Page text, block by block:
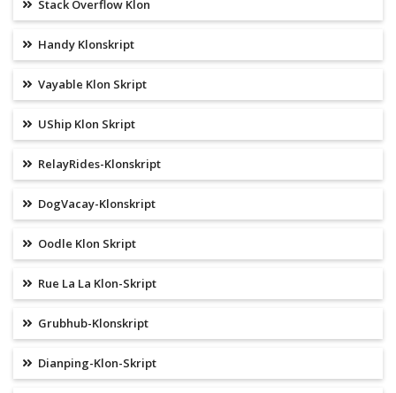
Stack Overflow Klon
Handy Klonskript
Vayable Klon Skript
UShip Klon Skript
RelayRides-Klonskript
DogVacay-Klonskript
Oodle Klon Skript
Rue La La Klon-Skript
Grubhub-Klonskript
Dianping-Klon-Skript